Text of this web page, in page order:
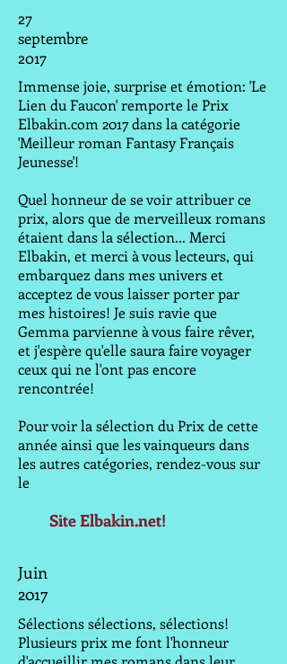
27
septembre
2017
Site Elbakin.net!
Immense joie, surprise et émotion: 'Le
Lien du Faucon' remporte le Prix
Elbakin.com 2017 dans la catégorie
'Meilleur roman Fantasy Français
Jeunesse'!
Quel honneur de se voir attribuer ce
prix, alors que de merveilleux romans
étaient dans la sélection... Merci
Elbakin, et merci à vous lecteurs, qui
embarquez dans mes univers et
acceptez de vous laisser porter par
mes histoires! Je suis ravie que
Gemma parvienne à vous faire rêver,
et j'espère qu'elle saura faire voyager
ceux qui ne l'ont pas encore
rencontrée!
Pour voir la sélection du Prix de cette
année ainsi que les vainqueurs dans
les autres catégories, rendez-vous sur
le
Juin
2017
Sélections sélections, sélections!
Plusieurs prix me font l'honneur